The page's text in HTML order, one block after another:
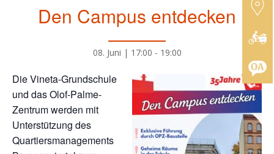
Den Campus entdecken
08. Juni | 17:00 - 19:00
Die Vineta-Grundschule
und das Olof-Palme-
Zentrum werden mit
Unterstützung des
Quartiersmanagements